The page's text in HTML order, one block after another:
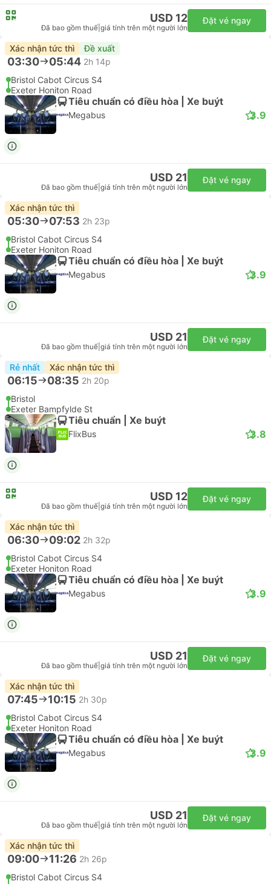
USD 12
Đã bao gồm thuế giá tính trên một người lớn
Đặt vé ngay
Xác nhận tức thì Đề xuất
03:30 05:44 2h 14p
Bristol Cabot Circus S4
Exeter Honiton Road
Tiêu chuẩn có điều hòa | Xe buýt
Megabus 3.9
USD 21
Đã bao gồm thuế giá tính trên một người lớn
Đặt vé ngay
Xác nhận tức thì
05:30 07:53 2h 23p
Bristol Cabot Circus S4
Exeter Honiton Road
Tiêu chuẩn có điều hòa | Xe buýt
Megabus 3.9
USD 21
Đã bao gồm thuế giá tính trên một người lớn
Đặt vé ngay
Rẻ nhất Xác nhận tức thì
06:15 08:35 2h 20p
Bristol
Exeter Bampfylde St
Tiêu chuẩn | Xe buýt
FlixBus 3.8
USD 12
Đã bao gồm thuế giá tính trên một người lớn
Đặt vé ngay
Xác nhận tức thì
06:30 09:02 2h 32p
Bristol Cabot Circus S4
Exeter Honiton Road
Tiêu chuẩn có điều hòa | Xe buýt
Megabus 3.9
USD 21
Đã bao gồm thuế giá tính trên một người lớn
Đặt vé ngay
Xác nhận tức thì
07:45 10:15 2h 30p
Bristol Cabot Circus S4
Exeter Honiton Road
Tiêu chuẩn có điều hòa | Xe buýt
Megabus 3.9
USD 21
Đã bao gồm thuế giá tính trên một người lớn
Đặt vé ngay
Xác nhận tức thì
09:00 11:26 2h 26p
Bristol Cabot Circus S4